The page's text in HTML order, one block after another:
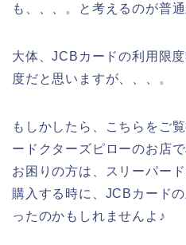
も、、、。と考えるのが普
大体、JCBカードの利用限
度だと思いますが、、、。
もしかしたら、こちらをご
ードクターズピローのお店
お困りの方は、スリーパー
購入する時に、JCBカード
ったのかもしれませんよ♪